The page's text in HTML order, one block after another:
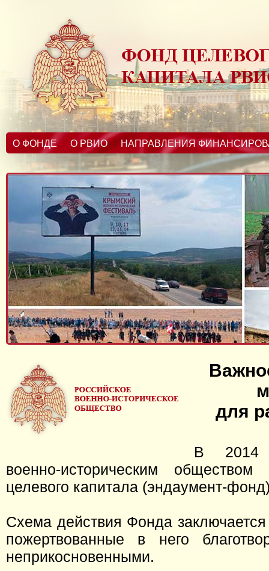
О ФОНДЕ О РВИО НАПРАВЛЕНИЯ
для
В 2014
военно-историческим
целевого капитала (эндаумент-
Схема действия Фонда
пожертвованные в него
неприкосновенными.